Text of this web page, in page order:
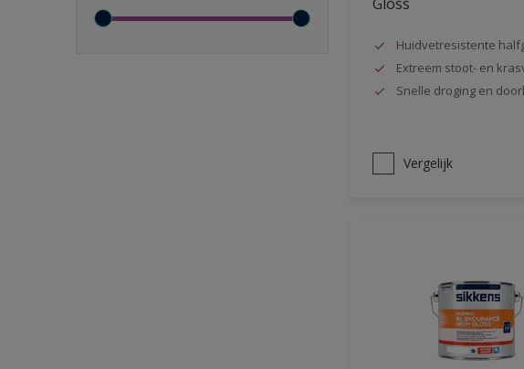
Sneldrogend
Huidvetresistente
Extreem stoot- en
Snelle droging en
Vergelijk